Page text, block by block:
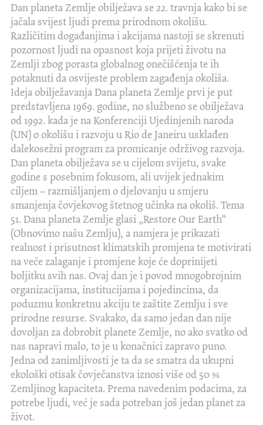
Dan planeta Zemlje obilježava se 22. travnja kako bi se
jačala svijest ljudi prema prirodnom okolišu.
Različitim događanjima i akcijama nastoji se skrenuti
pozornost ljudi na opasnost koja prijeti životu na
Zemlji zbog porasta globalnog onečišćenja te ih
potaknuti da osvijeste problem zagađenja okoliša.
Ideja obilježavanja Dana planeta Zemlje prvi je put
predstavljena 1969. godine, no službeno se obilježava
od 1992. kada je na Konferenciji Ujedinjenih naroda
(UN) o okolišu i razvoju u Rio de Janeiru usklađen
dalekosežni program za promicanje održivog razvoja.
Dan planeta obilježava se u cijelom svijetu, svake
godine s posebnim fokusom, ali uvijek jednakim
ciljem – razmišljanjem o djelovanju u smjeru
smanjenja čovjekovog štetnog učinka na okoliš. Tema
51. Dana planeta Zemlje glasi „Restore Our Earth“
(Obnovimo našu Zemlju), a namjera je prikazati
realnost i prisutnost klimatskih promjena te motivirati
na veće zalaganje i promjene koje će doprinijeti
boljitku svih nas. Ovaj dan je i povod mnogobrojnim
organizacijama, institucijama i pojedincima, da
poduzmu konkretnu akciju te zaštite Zemlju i sve
prirodne resurse. Svakako, da samo jedan dan nije
dovoljan za dobrobit planete Zemlje, no ako svatko od
nas napravi malo, to je u konačnici zapravo puno.
Jedna od zanimljivosti je ta da se smatra da ukupni
ekološki otisak čovječanstva iznosi više od 50 %
Zemljinog kapaciteta. Prema navedenim podacima, za
potrebe ljudi, već je sada potreban još jedan planet za
život.